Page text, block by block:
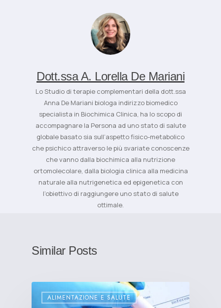
Dott.ssa A. Lorella De Mariani
Lo Studio di terapie complementari della dott.ssa
Anna De Mariani biologa indirizzo biomedico
specialista in Biochimica Clinica, ha lo scopo di
accompagnare la Persona ad uno stato di salute
globale basato sia sull’aspetto fisico-metabolico
che psichico attraverso le più svariate conoscenze
che vanno dalla biochimica alla nutrizione
ortomolecolare, dalla biologia clinica alla medicina
naturale alla nutrigenetica ed epigenetica con
l’obiettivo di raggiungere uno stato di salute
ottimale.
Similar Posts
ALIMENTAZIONE E SALUTE